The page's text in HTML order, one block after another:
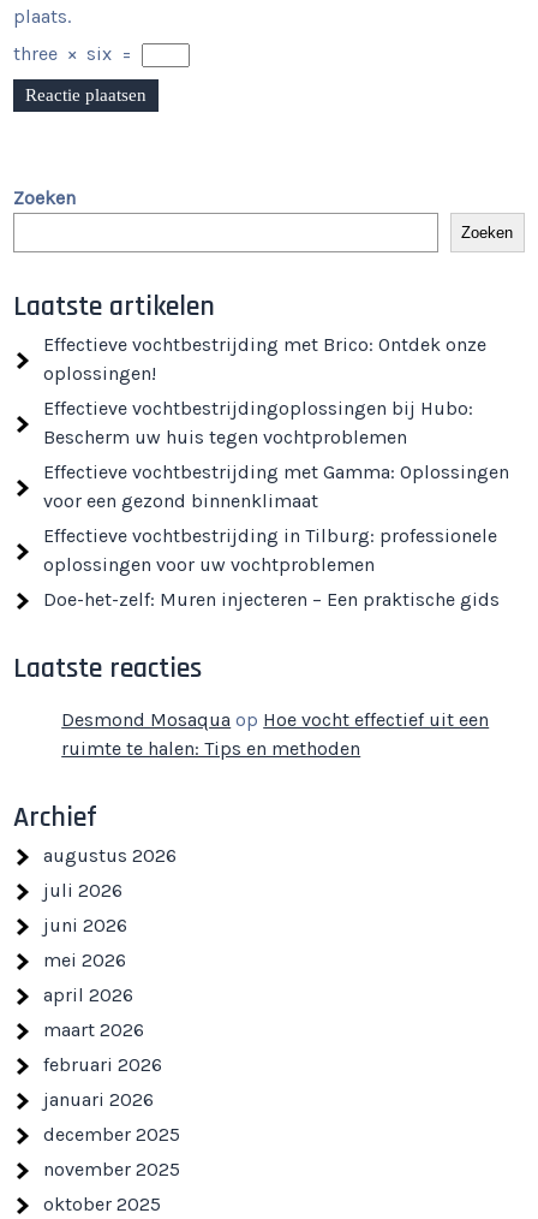
plaats.
three × six =
Zoeken
Zoeken
Laatste artikelen
Effectieve vochtbestrijding met Brico: Ontdek onze
oplossingen!
Effectieve vochtbestrijdingoplossingen bij Hubo:
Bescherm uw huis tegen vochtproblemen
Effectieve vochtbestrijding met Gamma: Oplossingen
voor een gezond binnenklimaat
Effectieve vochtbestrijding in Tilburg: professionele
oplossingen voor uw vochtproblemen
Doe-het-zelf: Muren injecteren – Een praktische gids
Laatste reacties
Desmond Mosaqua op Hoe vocht effectief uit een
ruimte te halen: Tips en methoden
Archief
augustus 2026
juli 2026
juni 2026
mei 2026
april 2026
maart 2026
februari 2026
januari 2026
december 2025
november 2025
oktober 2025